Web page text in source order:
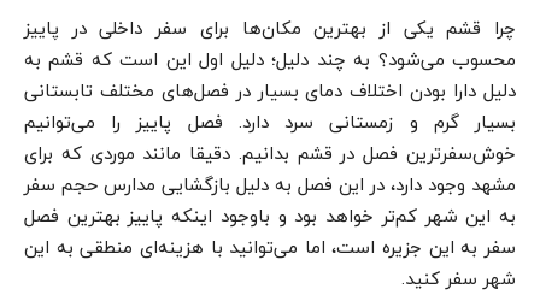
چرا قشم یکی از بهترین مکان‌ها برای سفر داخلی در پاییز
محسوب می‌شود؟ به چند دلیل؛ دلیل اول این است که قشم به
دلیل دارا بودن اختلاف دمای بسیار در فصل‌های مختلف تابستانی
بسیار گرم و زمستانی سرد دارد. فصل پاییز را می‌توانیم
خوش‌سفرترین فصل در قشم بدانیم. دقیقا مانند موردی که برای
مشهد وجود دارد، در این فصل به دلیل بازگشایی مدارس حجم سفر
به این شهر کم‌تر خواهد بود و باوجود اینکه پاییز بهترین فصل
سفر به این جزیره است، اما می‌توانید با هزینه‌ای منطقی به این
شهر سفر کنید.